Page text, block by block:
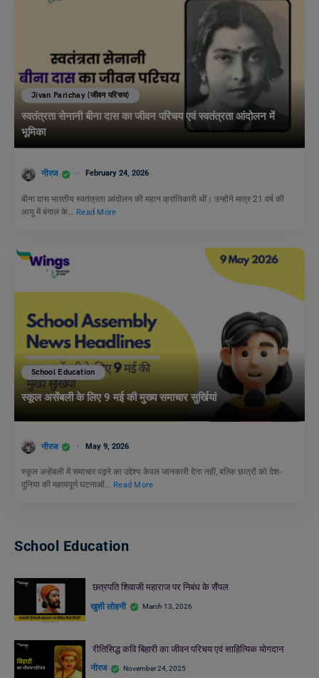
Jivan Parichay (जीवन परिचय)
स्वतंत्रता सेनानी बीना दास का जीवन परिचय एवं स्वतंत्रता आंदोलन में
भूमिका
नीरज February 24, 2026
बीना दास भारतीय स्वतंत्रता आंदोलन की महान क्रांतिकारी थीं। उन्होंने मात्र 21 वर्ष की
आयु में बंगाल के… Read More
School Education
स्कूल असेंबली के लिए 9 मई की मुख्य समाचार सुर्खियां
नीरज May 9, 2026
स्कूल असेंबली में समाचार पढ़ने का उद्देश्य केवल जानकारी देना नहीं, बल्कि छात्रों को देश-
दुनिया की महत्वपूर्ण घटनाओं… Read More
School Education
छत्रपति शिवाजी महाराज पर निबंध के सैंपल
खुशी लोहनी March 13, 2026
रीतिसिद्ध कवि बिहारी का जीवन परिचय एवं साहित्यिक योगदान
नीरज November 24, 2025